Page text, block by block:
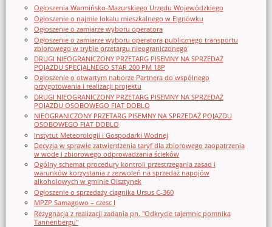
Ogłoszenia Warmińsko-Mazurskiego Urzędu Wojewódzkiego
Ogłoszenie o najmie lokalu mieszkalnego w Elgnówku
Ogłoszenie o zamiarze wyboru operatora
Ogłoszenie o zamiarze wyboru operatora publicznego transportu
zbiorowego w trybie przetargu nieograniczonego
DRUGI NIEOGRANICZONY PRZETARG PISEMNY NA SPRZEDAŻ
POJAZDU SPECJALNEGO STAR 200 PM 18P
Ogłoszenie o otwartym naborze Partnera do wspólnego
przygotowania i realizacji projektu
DRUGI NIEOGRANICZONY PRZETARG PISEMNY NA SPRZEDAŻ
POJAZDU OSOBOWEGO FIAT DOBLO
NIEOGRANICZONY PRZETARG PISEMNY NA SPRZEDAŻ POJAZDU
OSOBOWEGO FIAT DOBLO
Instytut Meteorologii i Gospodarki Wodnej
Decyzja w sprawie zatwierdzenia taryf dla zbiorowego zaopatrzenia
w wodę i zbiorowego odprowadzania ścieków
Ogólny schemat procedury kontroli przestrzegania zasad i
warunków korzystania z zezwoleń na sprzedaż napojów
alkoholowych w gminie Olsztynek
Ogłoszenie o sprzedaży ciągnika Ursus C-360
MPZP Samagowo – czesc I
Rezygnacja z realizacji zadania pn. "Odkrycie tajemnic pomnika
Tannenbergu"